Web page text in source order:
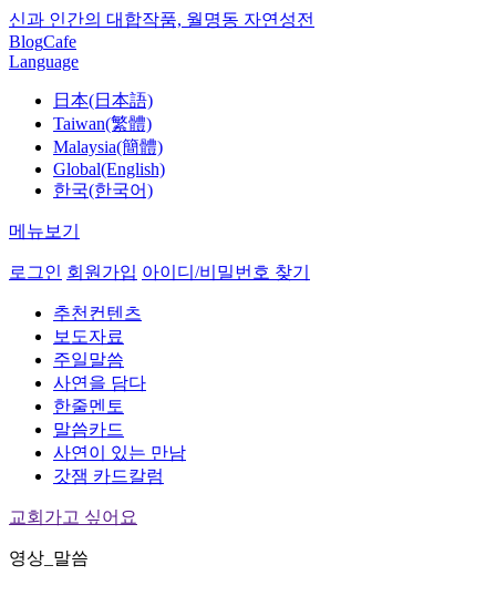
신과 인간의 대합작품, 월명동 자연성전
BlogCafe
Language
日本(日本語)
Taiwan(繁體)
Malaysia(簡體)
Global(English)
한국(한국어)
메뉴보기
로그인 회원가입 아이디/비밀번호 찾기
추천컨텐츠
보도자료
주일말씀
사연을 담다
한줄멘토
말씀카드
사연이 있는 만남
갓잼 카드칼럼
교회가고 싶어요
영상_말씀